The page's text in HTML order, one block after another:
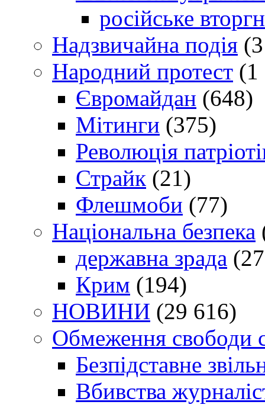
російське
Надзвичайна подія
Народний протест (1
Євромайдан (648)
Мітинги (375)
Революція
Страйк (21)
Флешмоби (77)
Національна безпека
державна зрада
Крим (194)
НОВИНИ (29 616)
Обмеження свободи
Безпідставне
Вбивства